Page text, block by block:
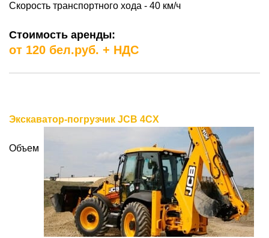
Скорость транспортного хода - 40 км/ч
Стоимость аренды:
от 120 бел.руб. + НДС
Экскаватор-погрузчик JCB 4CX
Объем